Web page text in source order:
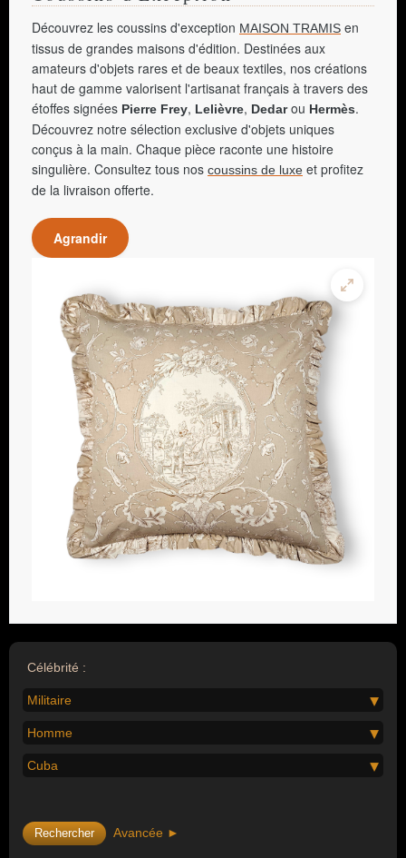
Découvrez les coussins d'exception MAISON TRAMIS en
tissus de grandes maisons d'édition. Destinées aux
amateurs d'objets rares et de beaux textiles, nos créations
haut de gamme valorisent l'artisanat français à travers des
étoffes signées Pierre Frey, Lelièvre, Dedarou Hermès.
Découvrez notre sélection exclusive d'objets uniques
conçus à la main. Chaque pièce raconte une histoire
singulière. Consultez tous nos coussins de luxe et profitez
de la livraison offerte.
Agrandir
Célébrité :
Militaire
Homme
Cuba
Avancée ►